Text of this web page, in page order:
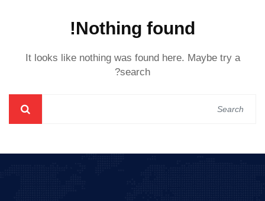
Nothing found!
It looks like nothing was found here. Maybe try a
search?